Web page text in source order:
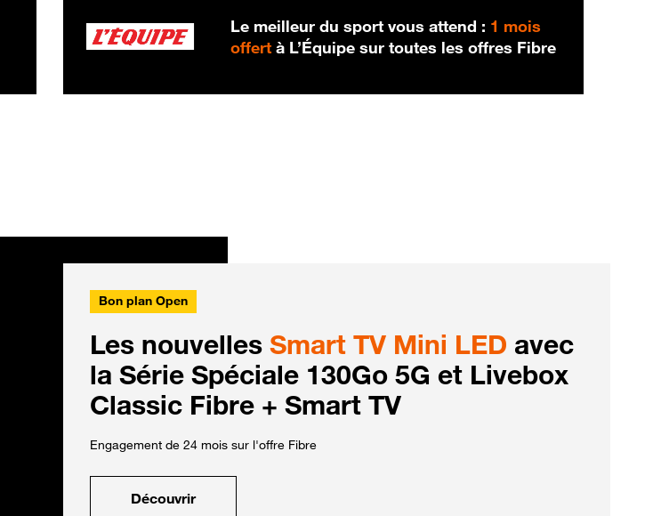
Le meilleur du sport vous attend : 1 mois
offert à L’Équipe sur toutes les offres Fibre
Bon plan Open
Les nouvelles Smart TV Mini LED avec
la Série Spéciale 130Go 5G et Livebox
Classic Fibre + Smart TV
Engagement de 24 mois sur l'offre Fibre
Découvrir